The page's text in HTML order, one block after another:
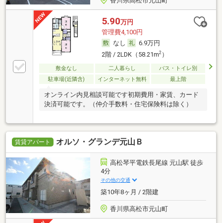
5.90万円
管理費4,100円
なし
6.9万円
2階 / 2LDK（58.21m2）
敷金なし 二人暮らし
バス・トイレ別
駐車場(近隣含)
インターネット無料 最上階
オンライン内見相談可能です初期費用・家賃、カード
決済可能です。（仲介手数料・住宅保険料は除く）
賃貸アパート オルソ・グランデ元山Ｂ
高松琴平電鉄長尾線 元山駅 徒歩
4分
その他の交通
築10年8ヶ月 / 2階建
香川県高松市元山町